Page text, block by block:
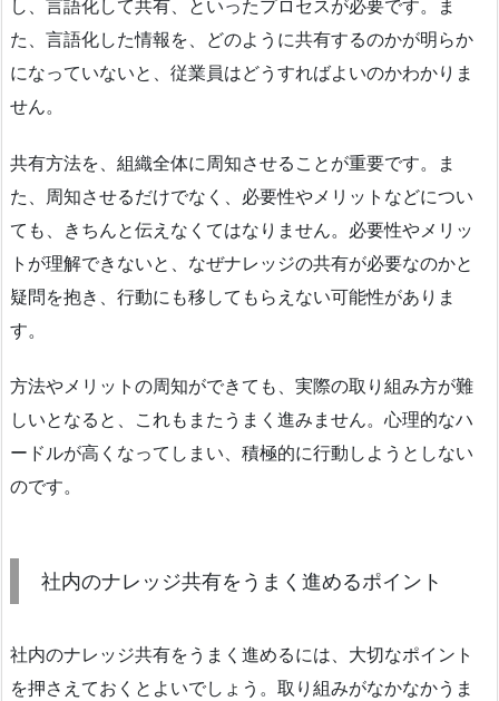
し、言語化して共有、といったプロセスが必要です。ま
た、言語化した情報を、どのように共有するのかが明らか
になっていないと、従業員はどうすればよいのかわかりま
せん。
共有方法を、組織全体に周知させることが重要です。ま
た、周知させるだけでなく、必要性やメリットなどについ
ても、きちんと伝えなくてはなりません。必要性やメリッ
トが理解できないと、なぜナレッジの共有が必要なのかと
疑問を抱き、行動にも移してもらえない可能性がありま
す。
方法やメリットの周知ができても、実際の取り組み方が難
しいとなると、これもまたうまく進みません。心理的なハ
ードルが高くなってしまい、積極的に行動しようとしない
のです。
社内のナレッジ共有をうまく進めるポイント
社内のナレッジ共有をうまく進めるには、大切なポイント
を押さえておくとよいでしょう。取り組みがなかなかうま